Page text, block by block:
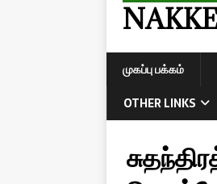
முகப்பு பக்கம்
OTHER LINKS